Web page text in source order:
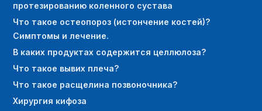
протезированию коленного сустава
Что такое остеопороз (истончение костей)?
Симптомы и лечение.
В каких продуктах содержится целлюлоза?
Что такое вывих плеча?
Что такое расщелина позвоночника?
Хирургия кифоза